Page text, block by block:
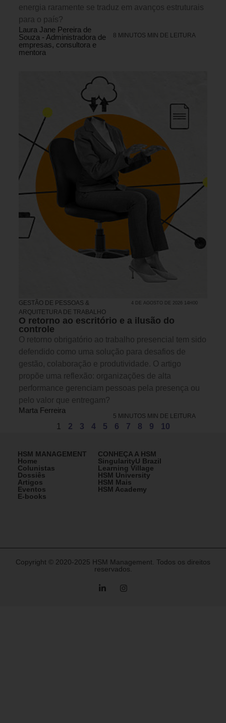
energia raramente se traduz em avanços estruturais
para o país?
Laura Jane Pereira de
Souza - Administradora de
empresas, consultora e
mentora
8 MINUTOS MIN DE LEITURA
GESTÃO DE PESSOAS &
ARQUITETURA DE TRABALHO
4 DE AGOSTO DE 2026 14H00
O retorno ao escritório e a ilusão do
controle
O retorno obrigatório ao trabalho presencial tem sido
defendido como uma solução para desafios de
gestão, colaboração e produtividade. O artigo
propõe uma reflexão: organizações de alta
performance gerenciam pessoas pela presença ou
pelo valor que entregam?
Marta Ferreira
5 MINUTOS MIN DE LEITURA
1 2 3 4 5 6 7 8 9 10
HSM MANAGEMENT
Home
Colunistas
Dossiês
Artigos
Eventos
E-books
CONHEÇA A HSM
SingularityU Brazil
Learning Village
HSM University
HSM Mais
HSM Academy
Copyright © 2020-2025 HSM Management. Todos os direitos
reservados.